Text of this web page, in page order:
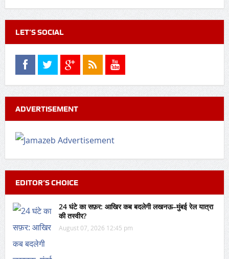
LET’S SOCIAL
ADVERTISEMENT
EDITOR’S CHOICE
24 घंटे का सफ़र: आखिर कब बदलेगी लखनऊ–मुंबई रेल यात्रा
की तस्वीर?
August 07, 2026 12:45 pm